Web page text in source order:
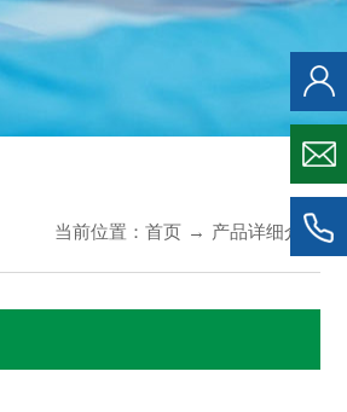
当前位置： 首页 → 产品详细介绍